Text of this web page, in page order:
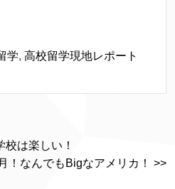
学, 高校留学現地レポート
は楽しい！
！なんでもBigなアメリカ！ >>